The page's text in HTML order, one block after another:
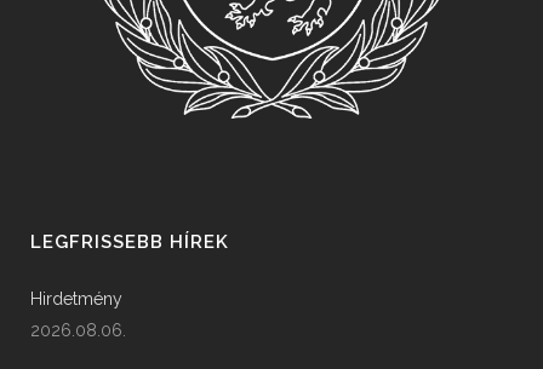
LEGFRISSEBB HÍREK
Hirdetmény
2026.08.06.